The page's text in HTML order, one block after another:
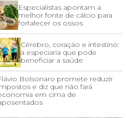
Especialistas apontam a
melhor fonte de cálcio para
fortalecer os ossos
Cérebro, coração e intestino:
a especiaria que pode
beneficiar a saúde
Bolsonaro promete reduzir
e diz que não fará
em cima de